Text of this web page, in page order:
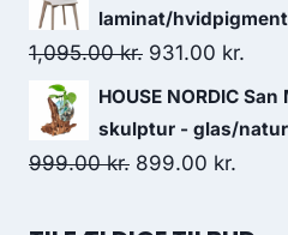
laminat/
1,095.00kr. 931.00 kr.
HOUSE NORDIC
skulptur - glas/
999.00kr. 899.00 kr.